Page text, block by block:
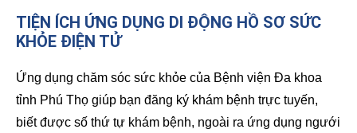
TIỆN ÍCH ỨNG DỤNG DI ĐỘNG HỒ SƠ SỨC
KHỎE ĐIỆN TỬ
Ứng dụng chăm sóc sức khỏe của Bệnh viện Đa khoa
tỉnh Phú Thọ giúp bạn đăng ký khám bệnh trực tuyến,
biết được số thứ tự khám bệnh, ngoài ra ứng dụng ngưới